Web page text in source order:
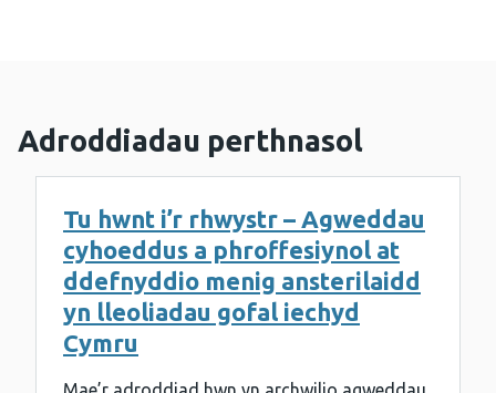
Adroddiadau perthnasol
Tu hwnt i’r rhwystr – Agweddau
cyhoeddus a phroffesiynol at
ddefnyddio menig ansterilaidd
yn lleoliadau gofal iechyd
Cymru